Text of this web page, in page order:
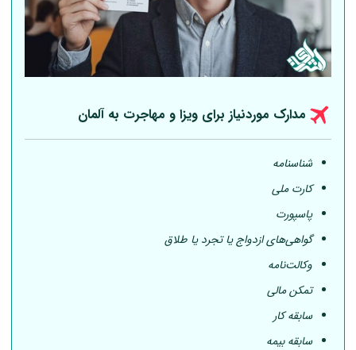
مدارک موردنیاز برای ویزا و مهاجرت بهآلمان
شناسنامه
کارت ملی
پاسپورت
گواهی‌های ازدواج یا تجرد یا طلاق
وکالت‌نامه
تمکن مالی
سابقه کار
سابقه بیمه